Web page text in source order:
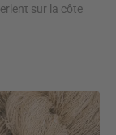
sur la côte